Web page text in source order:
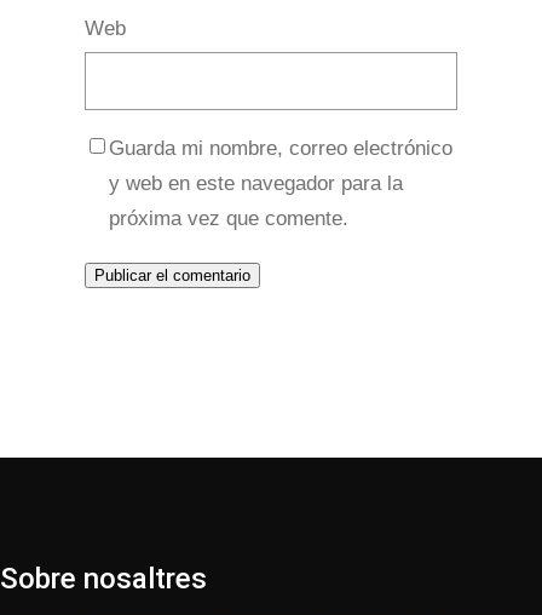
Web
Guarda mi nombre, correo electrónico
y web en este navegador para la
próxima vez que comente.
Sobre nosaltres